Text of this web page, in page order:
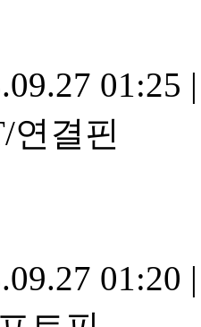
01:25 |
연결핀
01:20 |